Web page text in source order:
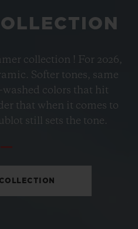
ラミック
•
collection ! For 2026,
Softer tones, same
washed colors that hit
that when it comes to
still sets the tone.